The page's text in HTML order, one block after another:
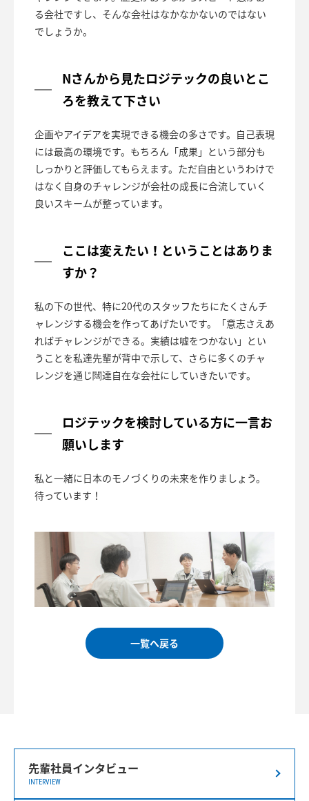
る会社ですし、そんな会社はなかなかないのではない
でしょうか。
Nさんから見たロジテックの良いとこ
ろを教えて下さい
企画やアイデアを実現できる機会の多さです。自己表現
には最高の環境です。もちろん「成果」という部分も
しっかりと評価してもらえます。ただ自由というわけで
はなく自身のチャレンジが会社の成長に合流していく
良いスキームが整っています。
ここは変えたい！ということはありま
すか？
私の下の世代、特に20代のスタッフたちにたくさんチ
ャレンジする機会を作ってあげたいです。「意志さえあ
ればチャレンジができる。実績は嘘をつかない」とい
うことを私達先輩が背中で示して、さらに多くのチャ
レンジを通じ闊達自在な会社にしていきたいです。
ロジテックを検討している方に一言お
願いします
私と一緒に日本のモノづくりの未来を作りましょう。
待っています！
一覧へ戻る
先輩社員インタビュー
INTERVIEW